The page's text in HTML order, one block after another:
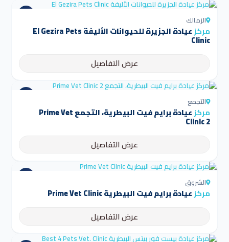
الزمالك
مركز عيادة الجزيرة للحيوانات الأليفة El Gezira Pets
Clinic
عرض التفاصيل
التجمع
مركز عيادة برايم فيت البيطرية، التجمع Prime Vet
Clinic 2
عرض التفاصيل
الشروق
مركزعيادة برايم فيت البيطرية Prime Vet Clinic
عرض التفاصيل